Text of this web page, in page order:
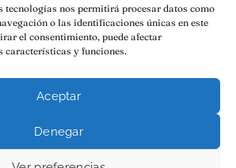
tecnologías nos permitirá procesar datos como
o las identificaciones únicas en este
el consentimiento, puede afectar
características y funciones.
Aceptar
Denegar
HABLAMOS
y consultas →
LegalPrivacidad
Pasa a la Acción.